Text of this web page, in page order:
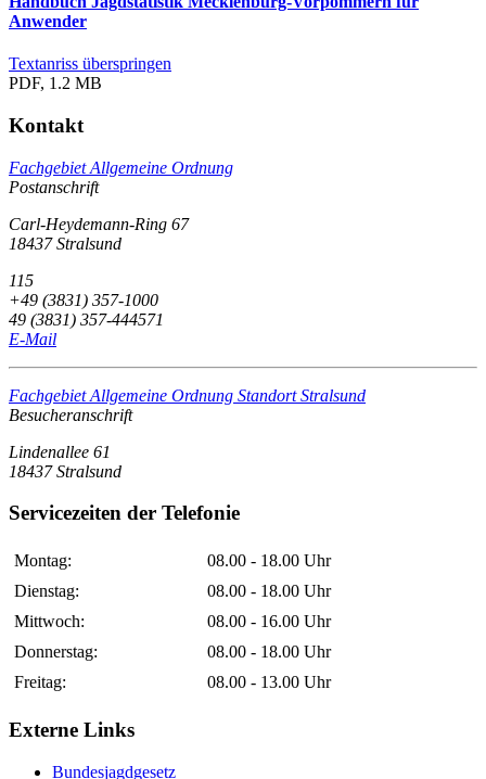
Anwender
Textanriss überspringen
PDF, 1.2 MB
Kontakt
Fachgebiet Allgemeine Ordnung
Postanschrift
Carl-Heydemann-Ring 67
18437 Stralsund
115
+49 (3831) 357-1000
49 (3831) 357-444571
E-Mail
Fachgebiet Allgemeine Ordnung Standort Stralsund
Besucheranschrift
Lindenallee 61
18437 Stralsund
Servicezeiten der Telefonie
Montag:
08.00 - 18.00 Uhr
Dienstag:
08.00 - 18.00 Uhr
Mittwoch:
08.00 - 16.00 Uhr
Donnerstag:
08.00 - 18.00 Uhr
Freitag:
08.00 - 13.00 Uhr
Externe Links
Bundesjagdgesetz